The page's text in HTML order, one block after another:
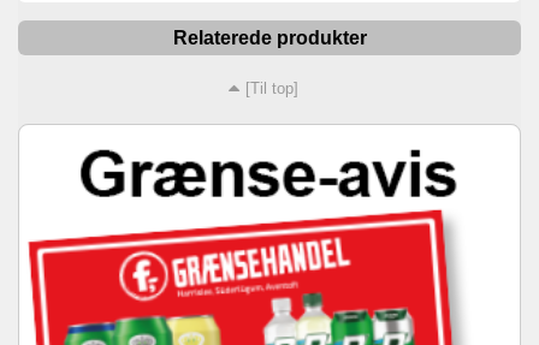
Relaterede produkter
[Til top]